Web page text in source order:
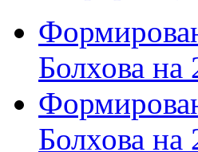
Болхова на
Болхова на